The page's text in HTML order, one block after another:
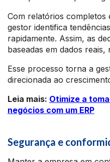
Com relatórios completos
gestor identifica
rapidamente. Assim, as
baseadas em dados reais,
Esse processo torna a
direcionada ao
Leia mais: Otimize a
negócios com um ERP
Segurança e